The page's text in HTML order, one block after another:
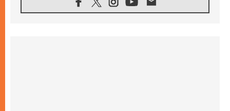
الفاتيكان يعلن برنامج الزيارة الرسولية للبابا لاوُن